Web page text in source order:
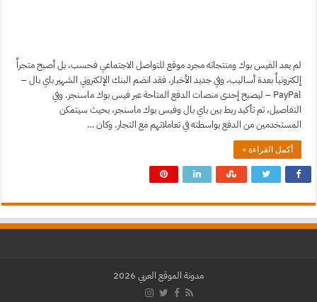
لم يعد الفيس بوك ومنتجاته مجرد موقع للتواصل الاجتماعي فحسب، بل أصبح متجراً
إلكترونياً بعدة أساليب، وفي جديد الأخبار، فقد انضم البنك الإلكتروني الشهير باي بال –
PayPal – ليصبح إحدى منصات الدفع المتاحة عبر فيس بوك ماسنجر. وفي
التفاصيل، تم تأكيد ربط بين باي بال وفيس بوك ماسنجر، بحيث سيتمكن
المستخدمين من الدفع بواسطته في تعاملاتهم مع التجار. وكان …
أكمل القراءة »
مدونة الموقع العربي 2026